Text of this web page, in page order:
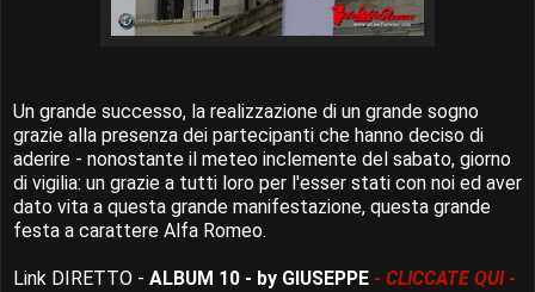
Un grande successo, la realizzazione di un grande sogno
grazie alla presenza dei partecipanti che hanno deciso di
aderire - nonostante il meteo inclemente del sabato, giorno
di vigilia: un grazie a tutti loro per l'esser stati con noi ed aver
dato vita a questa grande manifestazione, questa grande
festa a carattere Alfa Romeo.
Link DIRETTO - ALBUM 10 - by GIUSEPPE - CLICCATE QUI -